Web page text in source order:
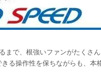
で、根強いファンがたくさん
る操作性を保ちながらも、本